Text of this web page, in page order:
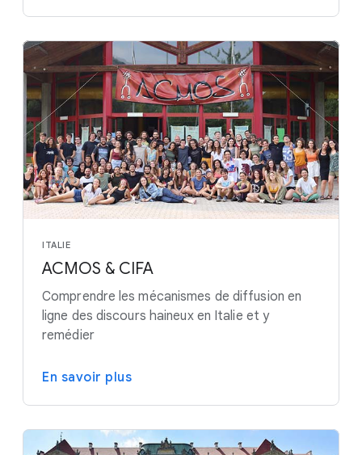
ITALIE
ACMOS & CIFA
Comprendre les mécanismes de diffusion en
ligne des discours haineux en Italie et y
remédier
En savoir plus